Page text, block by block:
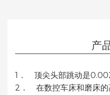
产
1． 顶尖头部跳动是
2． 在数控车床和磨床的